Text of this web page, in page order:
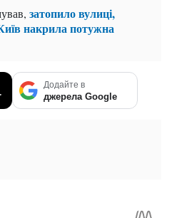
затопило вулиці,
накрила потужна
Додайте в
джерела Google